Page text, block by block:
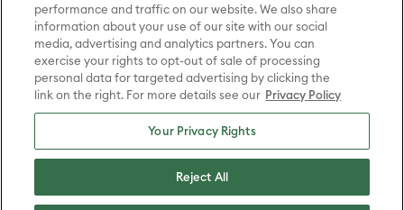
(sXX); SEINFELD and all related characters and elements © & ™ Castle
Rock Entertainment. (sXX); TED LASSO © & ™ Warner Bros.
Entertainment Inc. & Universal Television LLC (sXX); THE HOBBIT: AN
UNEXPECTED JOURNEY, THE HOBBIT: THE DESOLATION OF SMAUG,
THE HOBBIT: THE BATTLE OF THE FIVE ARMIES, THE LORD OF THE
RINGS: THE FELLOWSHIP OF THE RING, THE LORD OF THE RINGS: THE
TWO TOWERS, THE LORD OF THE RINGS: THE RETURN OF THE KING
and the names of the characters, items, events and places therein are
TM of The Saul Zaentz Company d/b/a Middle-earth Enterprises
under license to New Line Productions, Inc. (sXX), © Warner Bros.
Entertainment Inc. All rights reserved; WHERE THE WILD THINGS ARE
Entertainment Inc. (sXX); WIZARDING WORLD and all related
trademarks, characters, names, and indicia are © & ™ Warner Bros.
performance and traffic on our website. We also share
information about your use of our site with our social
media, advertising and analytics partners. You can
exercise your rights to opt-out of sale of processing
personal data for targeted advertising by clicking the
link on the right. For more details see our Privacy Policy
Your Privacy Rights
Reject All